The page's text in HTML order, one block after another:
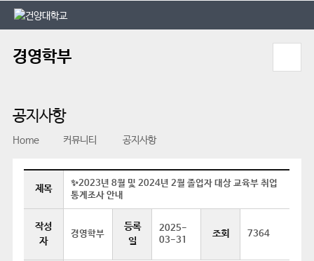
본문 바로가기
대메뉴 바로가기
경영학부
공지사항
Home 커뮤니티 공지사항
제목
✨2023년 8월 및 2024년 2월 졸업자 대상 교육부 취업
통계조사 안내
작성
자
경영학부
등록
일
2025-
03-31
조회 7364